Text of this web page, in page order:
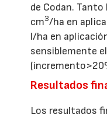
de Codan.
cm3/ha en
l/ha en
sensiblemente
Resultados
Los resultados